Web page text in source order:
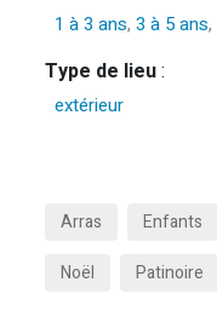
1 à 3 ans,3 à 5 ans,
Type de lieu:
extérieur
Arras Enfants
Noël
Patinoire